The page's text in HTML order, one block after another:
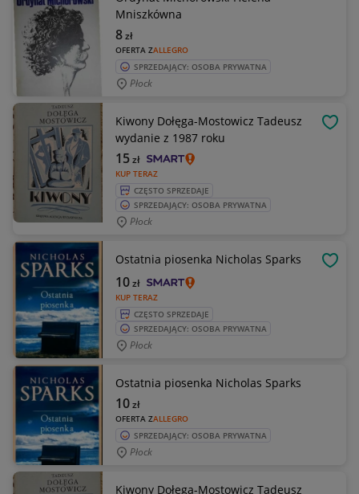
Mniszkówna
OFERTA ZALLEGRO
8zł
SPRZEDAJĄCY: OSOBA PRYWATNA
Płock
Kiwony Dołęga-Mostowicz Tadeusz
wydanie z 1987 roku
KUP TERAZ
15zł
CZĘSTO SPRZEDAJE
SPRZEDAJĄCY: OSOBA PRYWATNA
Płock
Ostatnia piosenka Nicholas Sparks
KUP TERAZ
10zł
CZĘSTO SPRZEDAJE
SPRZEDAJĄCY: OSOBA PRYWATNA
Płock
Ostatnia piosenka Nicholas Sparks
OFERTA ZALLEGRO
10zł
SPRZEDAJĄCY: OSOBA PRYWATNA
Płock
Kiwony Dołęga-Mostowicz Tadeusz